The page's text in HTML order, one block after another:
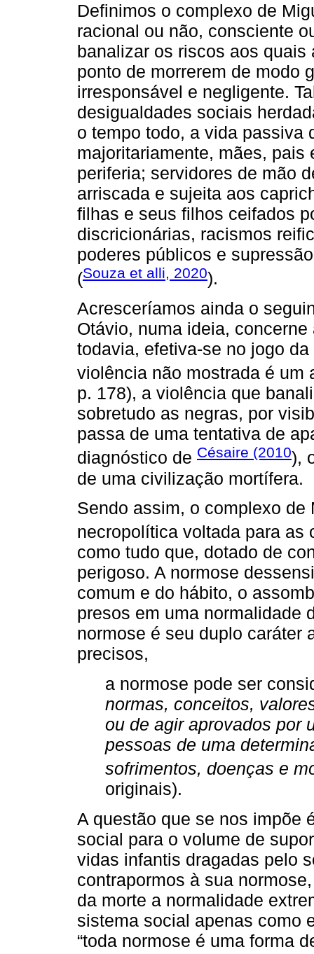
Definimos o complexo de
racional ou não, consciente
banalizar os riscos aos
ponto de morrerem de modo
irresponsável e negligente.
desigualdades sociais
o tempo todo, a vida passiva
majoritariamente, mães,
periferia; servidores de mão
arriscada e sujeita aos
filhas e seus filhos ceifados
discricionárias, racismos
poderes públicos e
(Souza et alli, 2020).
Acresceríamos ainda o
Otávio, numa ideia,
todavia, efetiva-se no jogo da
violência não mostrada é um
p. 178), a violência que
sobretudo as negras, por
passa de uma tentativa de
diagnóstico de Césaire (2010),
de uma civilização mortífera.
Sendo assim, o complexo
necropolítica voltada para as
como tudo que, dotado de
perigoso. A normose
comum e do hábito, o
presos em uma normalidade
normose é seu duplo caráter
precisos,
a normose pode ser
normas, conceitos,
ou de agir aprovados por
pessoas de uma
sofrimentos, doenças e
originais).
A questão que se nos impõe
social para o volume de
vidas infantis dragadas pelo
contrapormos à sua
da morte a normalidade
sistema social apenas como
“toda normose é uma forma